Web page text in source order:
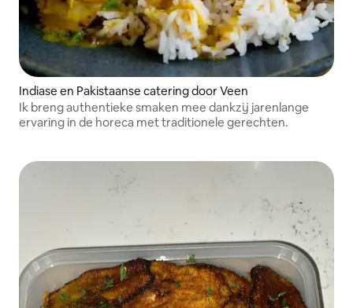
Indiase en Pakistaanse catering door Veen
Ik breng authentieke smaken mee dankzij jarenlange
ervaring in de horeca met traditionele gerechten.